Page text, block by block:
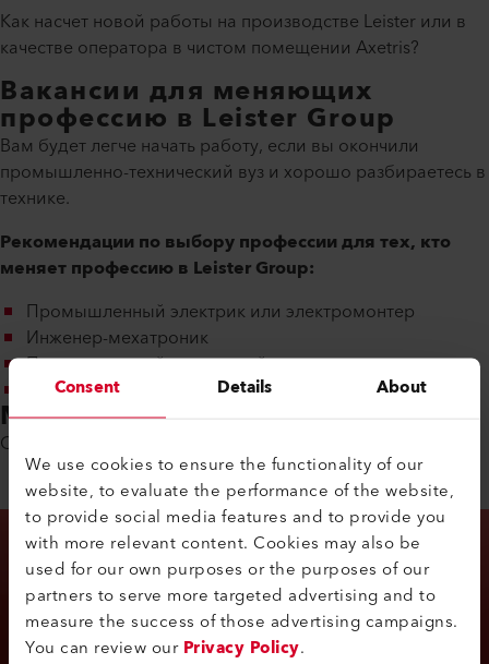
Consent Details About
We use cookies to ensure the functionality of our
website, to evaluate the performance of the website,
to provide social media features and to provide you
with more relevant content. Cookies may also be
used for our own purposes or the purposes of our
partners to serve more targeted advertising and to
measure the success of those advertising campaigns.
You can review ourPrivacy Policy.
Как насчет новой работы на производстве Leister или в
качестве оператора в чистом помещении Axetris?
Вакансии для меняющих
профессию в Leister Group
Вам будет легче начать работу, если вы окончили
промышленно-технический вуз и хорошо разбираетесь в
технике.
Рекомендации по выбору профессии для тех, кто
меняет профессию в Leister Group:
Промышленный электрик или электромонтер
Инженер-мехатроник
Промышленный или точный механик
Профессии в области логистики.
Мы ищем вас
Свяжитесь с нами. Мы будем рады услышать вас!